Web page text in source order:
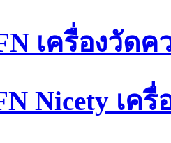
เครื่องวัด
Nicety เค